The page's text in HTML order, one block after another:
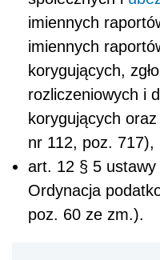
imiennych
imiennych
korygujących,
rozliczeniowych i
korygujących
nr 112, poz. 717),
art. 12 § 5
Ordynacja
poz. 60 ze zm.).